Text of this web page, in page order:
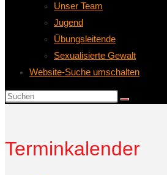
Unser Team
Jugend
Übungsleitende
Sexualisierte Gewalt
Website-Suche umschalten
Terminkalender